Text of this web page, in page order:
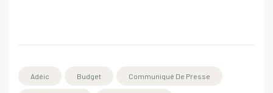
Adéic Budget Communiqué De Presse